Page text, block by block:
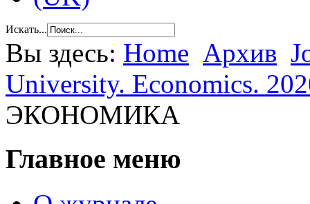
Искать...
Вы здесь: Home Архив
University. Economics.
ЭКОНОМИКА
Главное меню